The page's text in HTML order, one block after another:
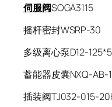
伺服阀SOGA3115
摇杆密封WSRP-30
多级离心泵D12-
蓄能器皮囊NXQ-AB-
插装阀TJ032-015-